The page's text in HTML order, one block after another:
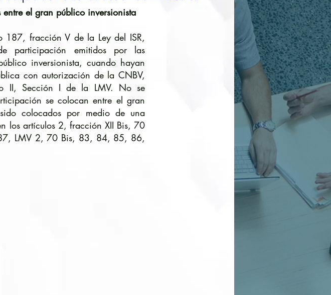
el gran público inversionista
187, fracción V de la Ley del ISR,
participación emitidos por las
inversionista, cuando hayan
con autorización de la CNBV,
II, Sección I de la LMV. No se
se colocan entre el gran
colocados por medio de una
los artículos 2, fracción XII Bis, 70
LMV 2, 70 Bis, 83, 84, 85, 86,